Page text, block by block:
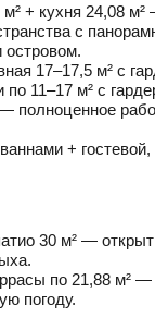
м² + кухня 24,08
с
островом.
17–17,5 м² с
по 11–17 м² с
полноценное
+
30 м² —
по 21,88 м²
погоду.